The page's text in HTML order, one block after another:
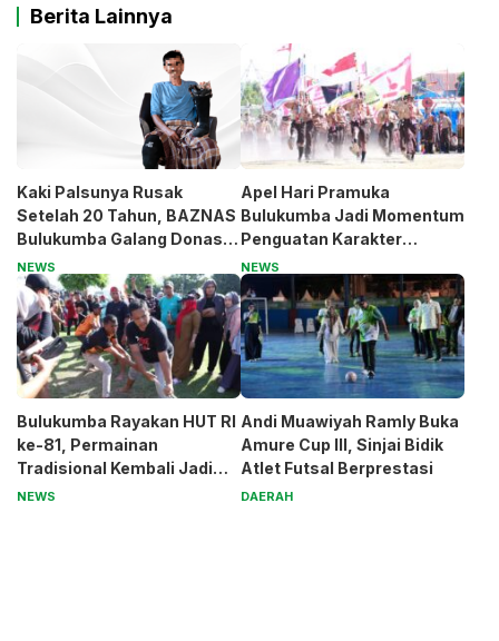
Berita Lainnya
Kaki Palsunya Rusak
Setelah 20 Tahun, BAZNAS
Bulukumba Galang Donasi
untuk Pak Pardi
NEWS
Apel Hari Pramuka
Bulukumba Jadi Momentum
Penguatan Karakter
Generasi Muda
NEWS
Bulukumba Rayakan HUT RI
ke-81, Permainan
Tradisional Kembali Jadi
Magnet
NEWS
Andi Muawiyah Ramly Buka
Amure Cup III, Sinjai Bidik
Atlet Futsal Berprestasi
DAERAH